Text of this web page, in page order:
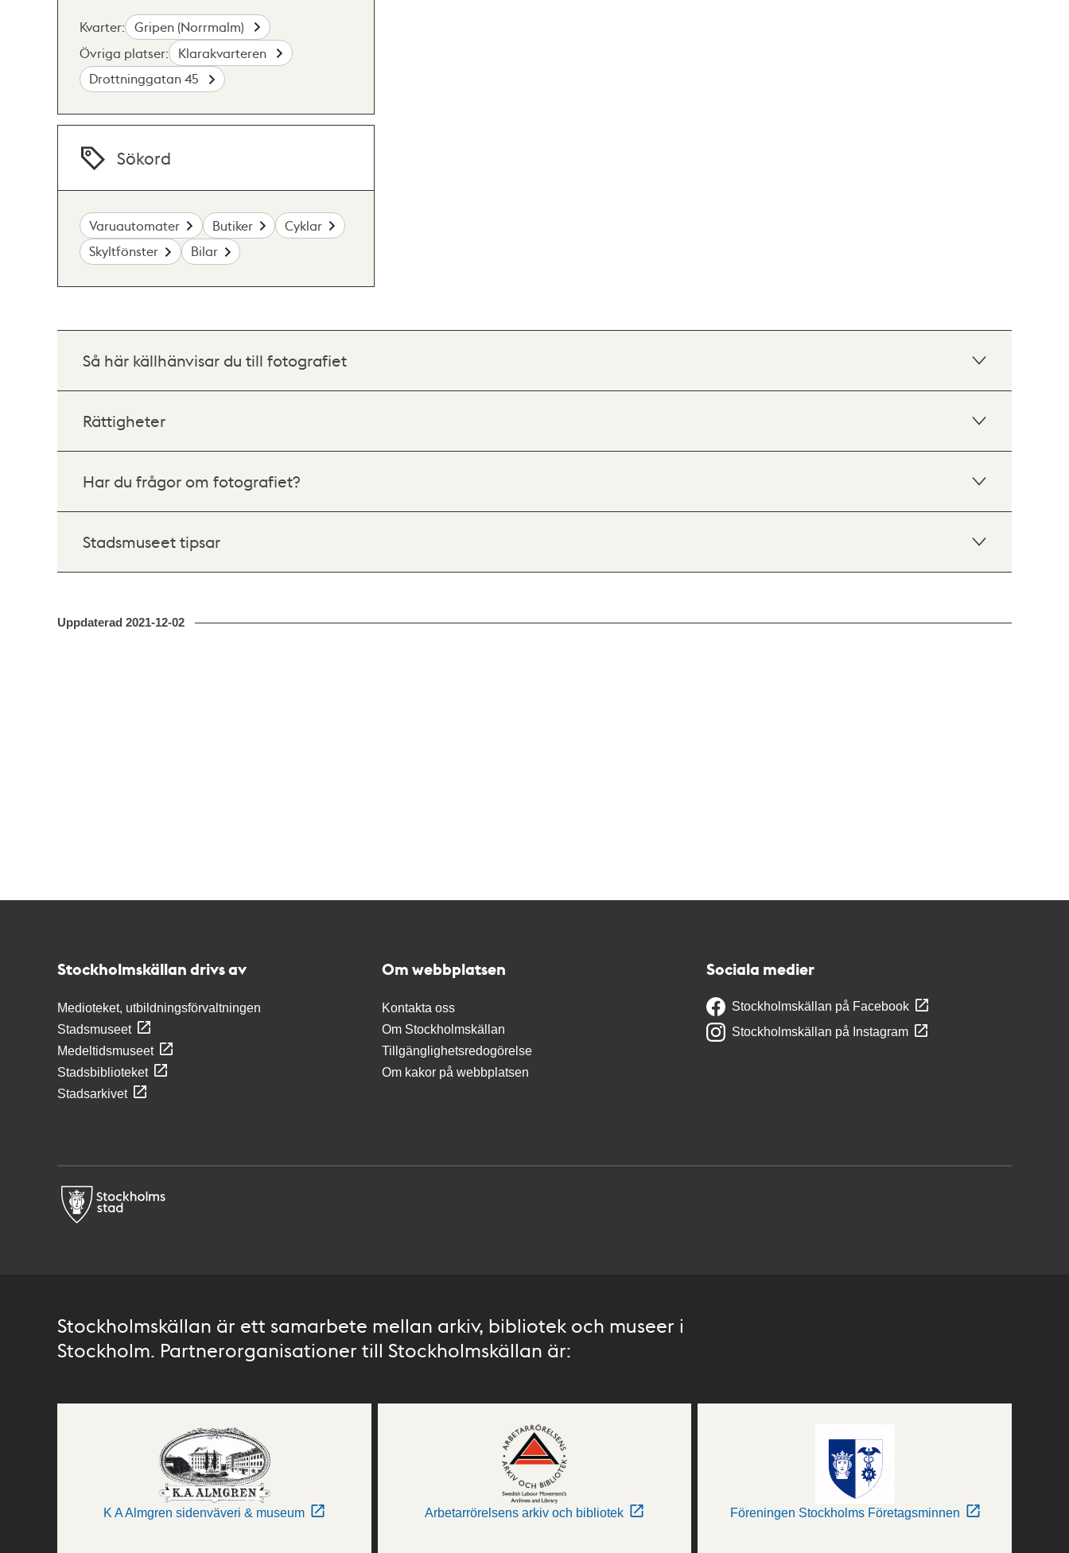
Kvarter:
Gripen (Norrmalm)
Övriga platser:
Klarakvarteren
Drottninggatan 45
Sökord
Varuautomater Butiker
Cyklar
Skyltfönster
Bilar
Så här källhänvisar du till fotografiet
Rättigheter
Har du frågor om fotografiet?
Stadsmuseet tipsar
Uppdaterad 2021-12-02
Stockholmskällan drivs av
Medioteket, utbildningsförvaltningen
Stadsmuseet
Medeltidsmuseet
Stadsbiblioteket
Stadsarkivet
Om webbplatsen
Kontakta oss
Om Stockholmskällan
Tillgänglighetsredogörelse
Om kakor på webbplatsen
Sociala medier
Stockholmskällan på Facebook
Stockholmskällan på Instagram
Stockholmskällan är ett samarbete mellan arkiv, bibliotek och museer i
Stockholm. Partnerorganisationer till Stockholmskällan är:
K A Almgren sidenväveri & museum Arbetarrörelsens arkiv och bibliotek Föreningen Stockholms Företagsminnen